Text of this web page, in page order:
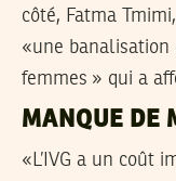
côté, Fatma
«une banalisation
femmes » qui a
MANQUE DE
«L’IVG a un coût